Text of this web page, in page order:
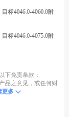
标4046.0-4060.0附
标4046.0-4075.0附
下免责条款：
品之意见，或任何财
更多